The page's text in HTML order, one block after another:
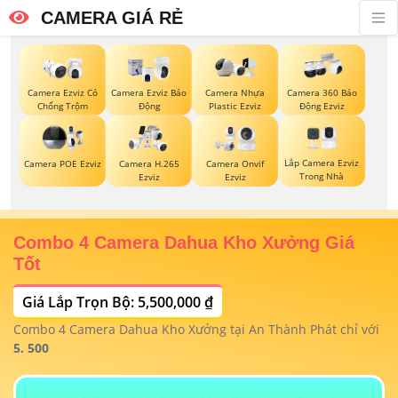
CAMERA GIÁ RẺ
Camera Ezviz Có
Chống Trộm
Camera Ezviz Báo
Động
Camera Nhựa
Plastic Ezviz
Camera 360 Báo
Động Ezviz
Camera POE Ezviz
Camera H.265
Ezviz
Camera Onvif
Ezviz
Lắp Camera Ezviz
Trong Nhà
Combo 4 Camera Dahua Kho Xưởng Giá
Tốt
Giá Lắp Trọn Bộ: 5,500,000 ₫
Combo 4 Camera Dahua Kho Xưởng tại An Thành Phát chỉ với
5. 500